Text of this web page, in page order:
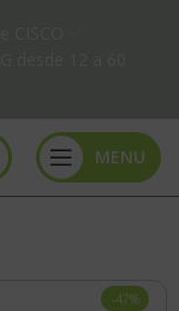
MENU
-47%